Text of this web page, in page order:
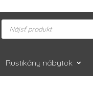
Products
search
Rustikány nábytok